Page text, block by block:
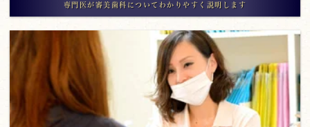
専門医が審美歯科についてわかりやすく説明します